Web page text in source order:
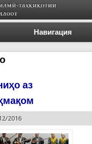
Навигация
аз
2016